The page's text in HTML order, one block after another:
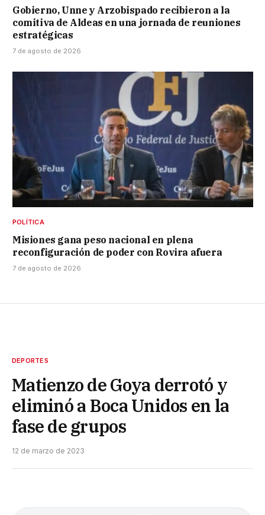
Gobierno, Unne y Arzobispado recibieron a la
comitiva de Aldeas en una jornada de reuniones
estratégicas
7 de agosto de 2026
POLÍTICA
Misiones gana peso nacional en plena
reconfiguración de poder con Rovira afuera
7 de agosto de 2026
DEPORTES
Matienzo de Goya derrotó y
eliminó a Boca Unidos en la
fase de grupos
12 de marzo de 2023